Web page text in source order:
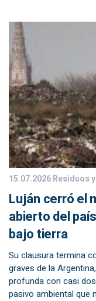
15.07.2026Residuos
Luján cerró el
abierto del
bajo tierra
Su clausura termina
graves de la
profunda con casi
pasivo ambiental que